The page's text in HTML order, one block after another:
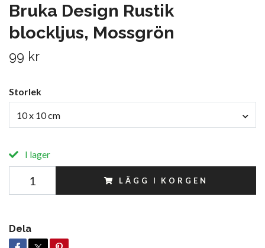
Bruka Design Rustik
blockljus, Mossgrön
99 kr
Storlek
10 x 10 cm
I lager
LÄGG I KORGEN
Dela